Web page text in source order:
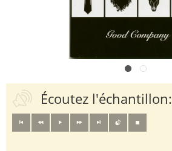
Écoutez l'échantillon: